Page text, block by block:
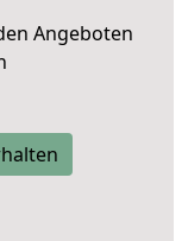
Angeboten